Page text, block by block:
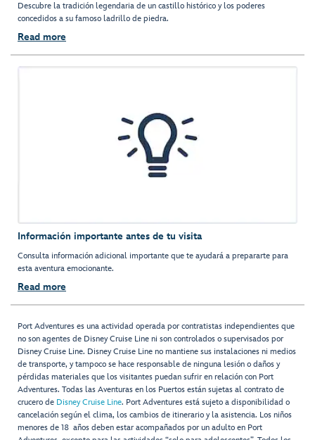
Descubre la tradición legendaria de un castillo histórico y los poderes
concedidos a su famoso ladrillo de piedra.
Read more
Información importante antes de tu visita
Consulta información adicional importante que te ayudará a prepararte para
esta aventura emocionante.
Read more
Port Adventures es una actividad operada por contratistas independientes que
no son agentes de Disney Cruise Line ni son controlados o supervisados por
Disney Cruise Line. Disney Cruise Line no mantiene sus instalaciones ni medios
de transporte, y tampoco se hace responsable de ninguna lesión o daños y
pérdidas materiales que los visitantes puedan sufrir en relación con Port
Adventures. Todas las Aventuras en los Puertos están sujetas al contrato de
crucero de Disney Cruise Line. Port Adventures está sujeto a disponibilidad o
cancelación según el clima, los cambios de itinerario y la asistencia. Los niños
menores de 18 años deben estar acompañados por un adulto en Port